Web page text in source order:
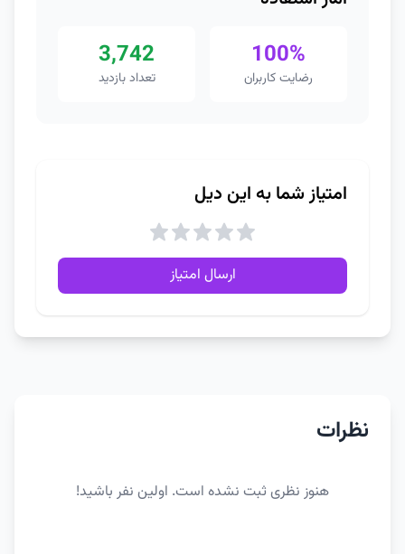
100%
رضایت کاربران
3,742
تعداد بازدید
امتیاز شما به این دیل
ارسال امتیاز
نظرات
هنوز نظری ثبت نشده است. اولین نفر باشید!